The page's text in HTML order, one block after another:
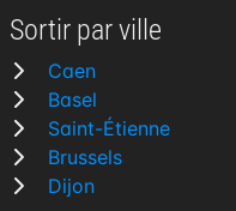
Sortir par ville
Caen
Basel
Saint-Étienne
Brussels
Dijon